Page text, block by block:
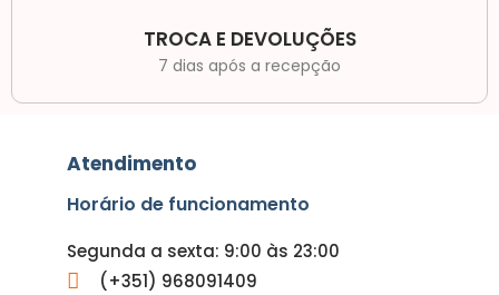
TROCA E DEVOLUÇÕES
7 dias após a recepção
Atendimento
Horário de funcionamento
Segunda a sexta: 9:00 às 23:00
(+351) 968091409